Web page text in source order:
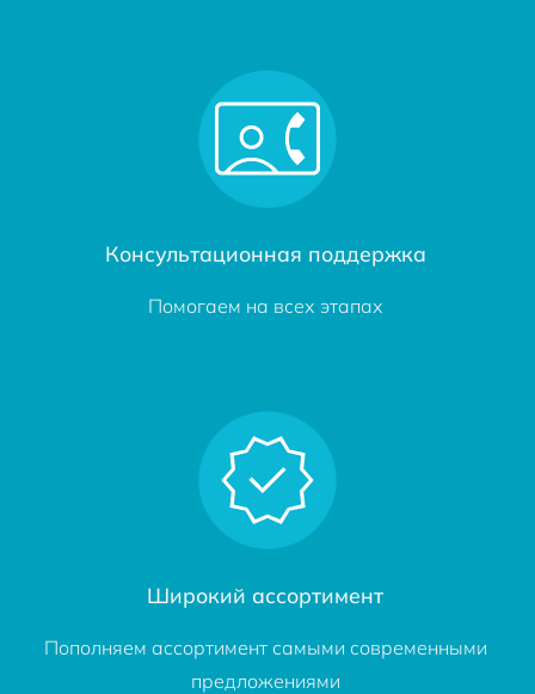
Консультационная поддержка
Помогаем на всех этапах
Широкий ассортимент
Пополняем ассортимент самыми современными
предложениями